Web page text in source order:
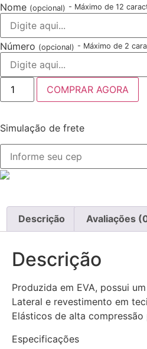
Nome (opcional) - Máximo de 12
Número (opcional) - Máximo de 2
COMPRAR AGORA
Simulação de frete
Descrição Avaliações
Descrição
Produzida em EVA, possui
Lateral e revestimento em
Elásticos de alta
Especificações